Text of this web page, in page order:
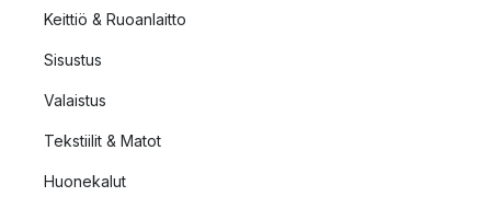
Keittiö & Ruoanlaitto
Sisustus
Valaistus
Tekstiilit & Matot
Huonekalut